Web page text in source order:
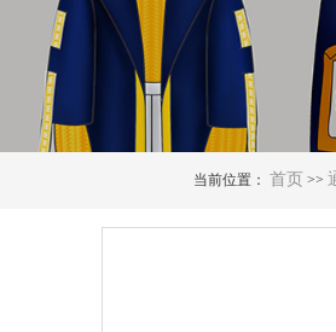
当前位置： 首页 >>